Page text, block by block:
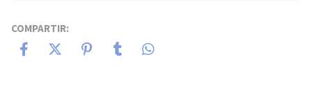
COMPARTIR: